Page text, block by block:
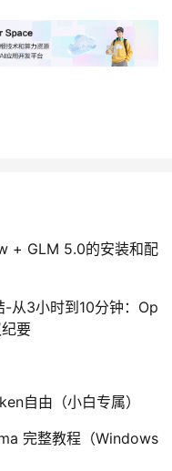
+ GLM 5.0的安装和配
从3小时到10分钟：Op
要
自由（小白专属）
完整教程（Windows